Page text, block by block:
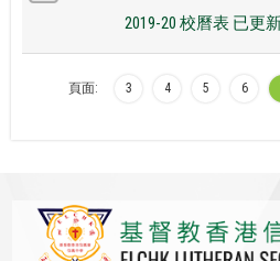
2019-20 校曆表 已更
頁面: 3 4 5 6